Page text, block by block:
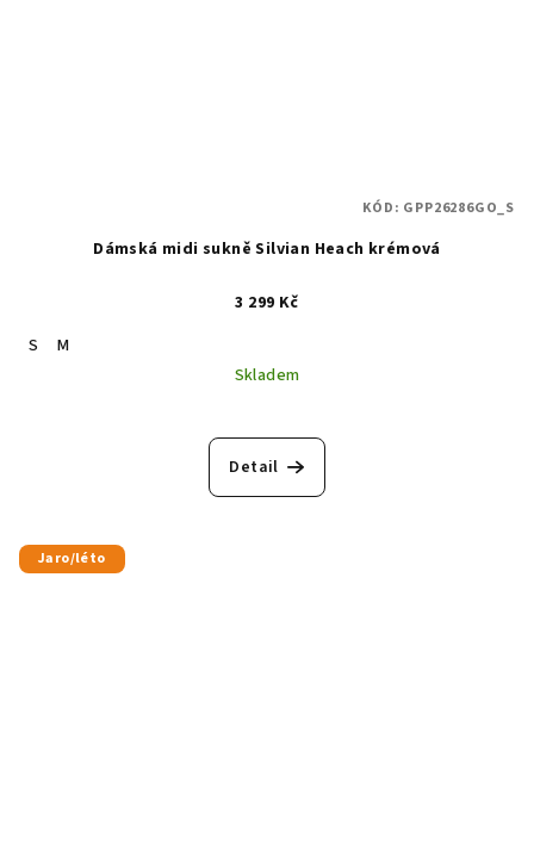
Dámská midi sukně Silvian Heach krémová
3 299 Kč
S
M
Skladem
Detail
KÓD: GPP26286GO_S
Jaro/léto